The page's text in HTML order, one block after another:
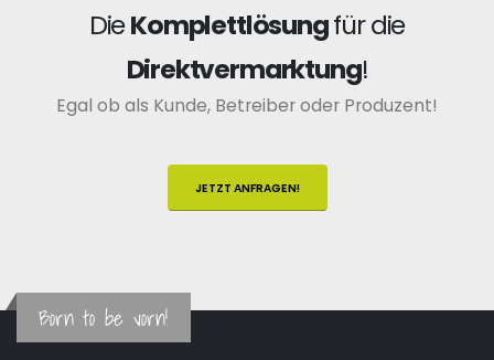
DieKomplettlösungfür die
Direktvermarktung!
Egal ob als Kunde, Betreiber oder Produzent!
JETZT ANFRAGEN!
Born to be vorn!